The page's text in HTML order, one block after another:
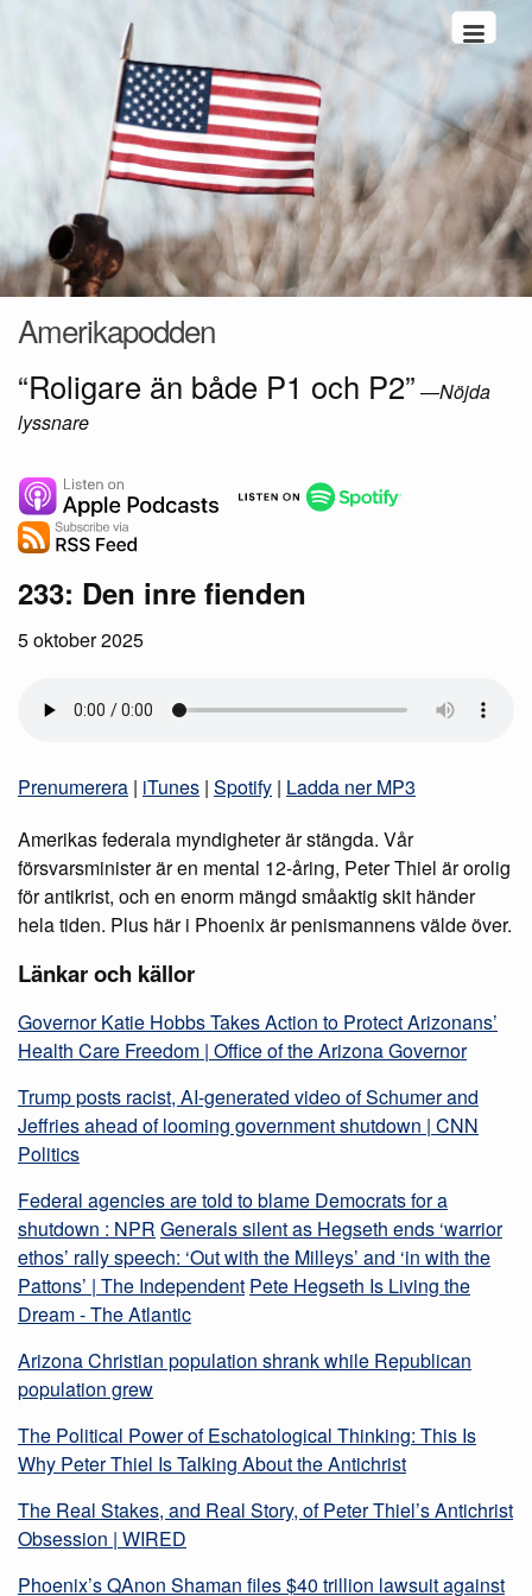
Amerikapodden
“Roligare än både P1 och P2” —Nöjda
lyssnare
233: Den inre fienden
5 oktober 2025
Prenumerera | iTunes | Spotify | Ladda ner MP3
Amerikas federala myndigheter är stängda. Vår
försvarsminister är en mental 12-åring, Peter Thiel är orolig
för antikrist, och en enorm mängd småaktig skit händer
hela tiden. Plus här i Phoenix är penismannens välde över.
Länkar och källor
Governor Katie Hobbs Takes Action to Protect Arizonans’
Health Care Freedom | Office of the Arizona Governor
Trump posts racist, AI-generated video of Schumer and
Jeffries ahead of looming government shutdown | CNN
Politics
Federal agencies are told to blame Democrats for a
shutdown : NPR Generals silent as Hegseth ends ‘warrior
ethos’ rally speech: ‘Out with the Milleys’ and ‘in with the
Pattons’ | The Independent Pete Hegseth Is Living the
Dream - The Atlantic
Arizona Christian population shrank while Republican
population grew
The Political Power of Eschatological Thinking: This Is
Why Peter Thiel Is Talking About the Antichrist
The Real Stakes, and Real Story, of Peter Thiel’s Antichrist
Obsession | WIRED
Phoenix’s QAnon Shaman files $40 trillion lawsuit against